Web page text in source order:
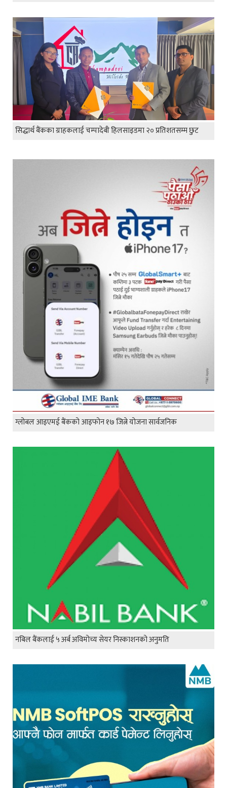
सिद्धार्थ बैंकका ग्राहकलाई चम्पादेबी हिलसाइडमा २० प्रतिशतसम्म छुट
ग्लोबल आइएमई बैंकको आइफोन १७ जित्ने योजना सार्वजनिक
नबिल बैंकलाई ५ अर्ब अविमोच्य सेयर निस्काशनको अनुमति